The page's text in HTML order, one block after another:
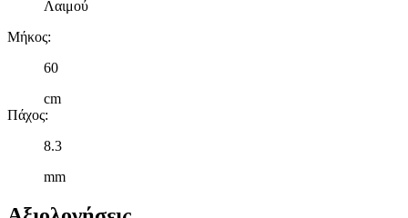
Λαιμού
Μήκος:
60
cm
Πάχος:
8.3
mm